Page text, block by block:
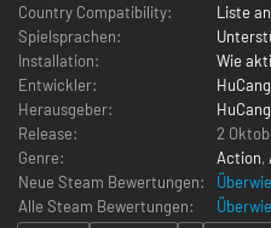
Country Compatibility:
Liste
Spielsprachen:
Installation:
Wie
Entwickler:
Herausgeber:
Release:
2
Genre:
Action,
Neue Steam Bewertungen:
Alle Steam Bewertungen: